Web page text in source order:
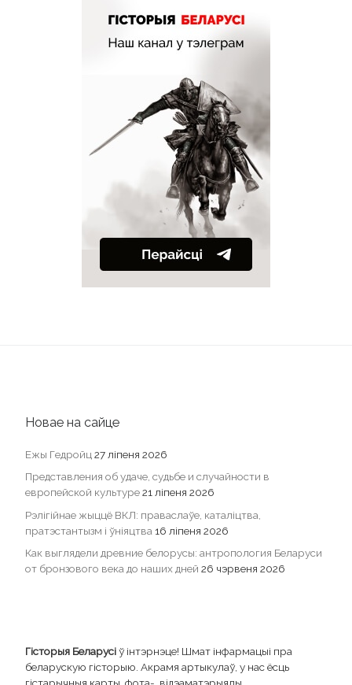
Новае на сайце
Ежы Гедройц 27 ліпеня 2026
Представления об удаче, судьбе и случайности в
европейской культуре21 ліпеня 2026
Рэлігійнае жыццё ВКЛ: праваслаўе, каталіцтва,
пратэстантызм і ўніяцтва 16 ліпеня 2026
Как выглядели древние белорусы: антропология Беларуси
от бронзового века до наших дней 26 чэрвеня 2026
Гісторыя Беларусіў інтэрнэце! Шмат інфармацыі пра
беларускую гісторыю. Акрамя артыкулаў, у нас ёсць
гістарычныя карты, фота-, відэаматэрыялы,